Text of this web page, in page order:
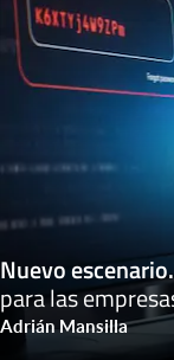
Nuevo escenario
para las
Adrián Mansilla